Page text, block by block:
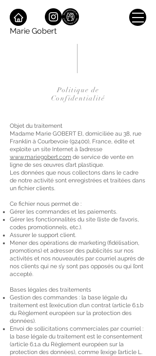
Marie Gobert
Politique de
Confidentialité
Objet du traitement
Madame Marie GOBERT EI, domiciliée au 38, rue
Franklin à Courbevoie (92400), France, édite et
exploite un site Internet à l’adresse
www.mariegobert.com de service de vente en
ligne de ses œuvres d’art plastique.
Les données que nous collectons dans le cadre
de notre activité sont enregistrées et traitées dans
un fichier clients.
Ce fichier nous permet de :
Gérer les commandes et les paiements.
Gérer les fonctionnalités du site (liste de favoris,
codes promotionnels, etc.).
Assurer le support client.
Mener des opérations de marketing (fidélisation,
promotions) et adresser des publicités sur nos
activités et nos nouveautés par courriel auprès de
nos clients qui ne s’y sont pas opposés ou qui l’ont
accepté.
Bases légales des traitements
Gestion des commandes : la base légale du
traitement est l’exécution d’un contrat (article 6.1.b
du Règlement européen sur la protection des
données).
Envoi de sollicitations commerciales par courriel :
la base légale du traitement est le consentement
(article 6.1.a du Règlement européen sur la
protection des données), comme l’exige l’article L.